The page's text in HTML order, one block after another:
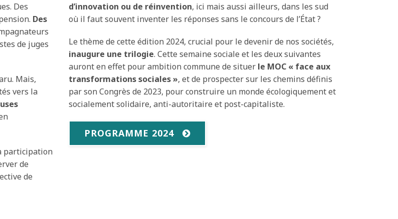
Des
Des
de juges
Mais,
vers la
participation
de
de
d’innovation ou de réinvention, ici mais aussi ailleurs, dans les sud
où il faut souvent inventer les réponses sans le concours de l’État ?
Le thème de cette édition 2024, crucial pour le devenir de nos sociétés,
inaugure une trilogie. Cette semaine sociale et les deux suivantes
auront en effet pour ambition commune de situer le MOC « face aux
transformations sociales », et de prospecter sur les chemins définis
par son Congrès de 2023, pour construire un monde écologiquement et
socialement solidaire, anti-autoritaire et post-capitaliste.
PROGRAMME 2024